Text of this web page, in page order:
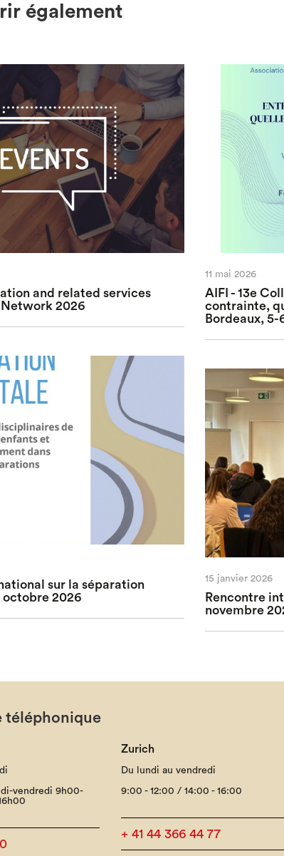
également
and related services
2026
11 mai 2026
AIFI - 13e
contrainte,
Bordeaux, 5-
sur la séparation
octobre 2026
15 janvier 2026
Rencontre
novembre
téléphonique
vendredi 9h00-
Zurich
Du lundi au vendredi
9:00 - 12:00 / 14:00 - 16:00
+ 41 44 366 44 77